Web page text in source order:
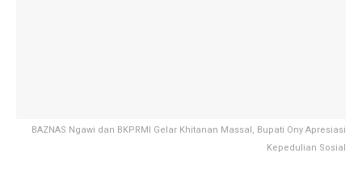
BAZNAS Ngawi dan BKPRMI Gelar Khitanan Massal, Bupati Ony Apresiasi
Kepedulian Sosial